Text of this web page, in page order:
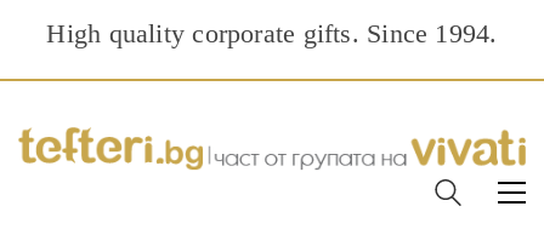
High quality corporate gifts. Since 1994.